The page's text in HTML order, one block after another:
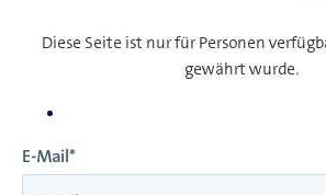
Diese Seite ist nur für Personen
gewährt wurde.
E-Mail*